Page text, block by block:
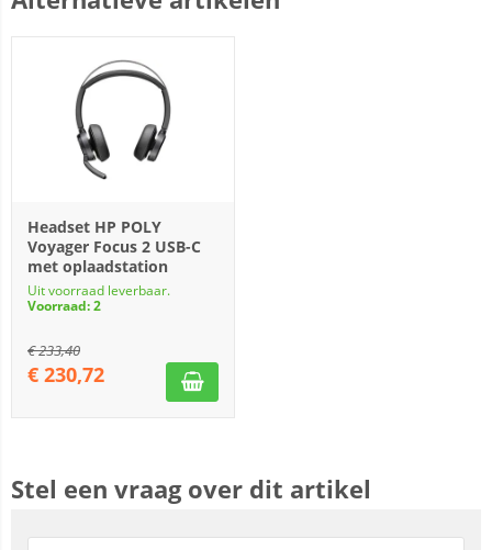
Headset HP POLY
Voyager Focus 2 USB-C
met oplaadstation
Uit voorraad leverbaar.
Voorraad: 2
€233,40
€ 230,72
Stel een vraag over dit artikel